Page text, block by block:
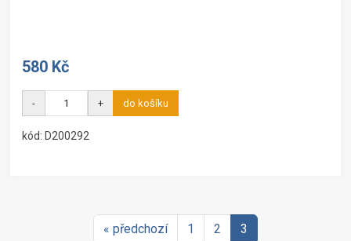
580 Kč
- + do košíku
kód: D200292
« předchozí 1 2 3